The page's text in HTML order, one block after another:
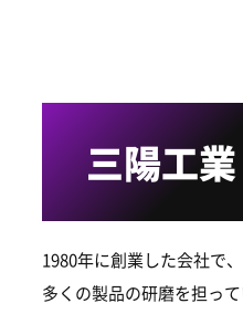
三陽工業
1980年に創業した会社で
多くの製品の研磨を担っ